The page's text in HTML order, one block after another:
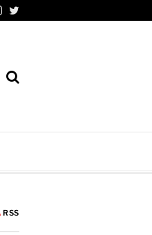
RSS